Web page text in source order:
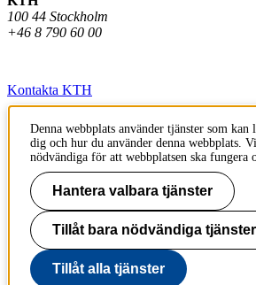
100 44 Stockholm
+46 8 790 60 00
Kontakta KTH
Jobba på KTH
Press och media
Faktura och betalning KTH
Om KTH:s webbplatser
Tillgänglighetsredogörelse
Denna webbplats använder tjänster som
dig och hur du använder denna webbplats.
nödvändiga för att webbplatsen ska fungera
Hantera valbara tjänster
Tillåt bara nödvändiga tjänster
Tillåt alla tjänster